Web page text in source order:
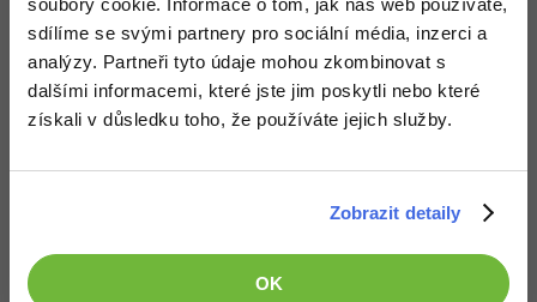
soubory cookie. Informace o tom, jak náš web používáte,
sdílíme se svými partnery pro sociální média, inzerci a
analýzy. Partneři tyto údaje mohou zkombinovat s
dalšími informacemi, které jste jim poskytli nebo které
získali v důsledku toho, že používáte jejich služby.
Zobrazit detaily
OK
        }
Odpovědět
12.5.2025 20:00
které se cyklus řídí, neměníš. Následná iterace vnitřního while se
opět vyhodnotí jako true, což způsobí, že se cyklus opakuje.